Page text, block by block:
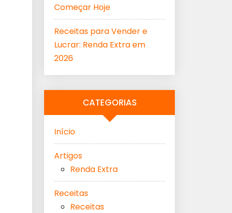
Começar Hoje
Receitas para Vender e
Lucrar: Renda Extra em
2026
CATEGORIAS
Início
Artigos
Renda Extra
Receitas
Receitas